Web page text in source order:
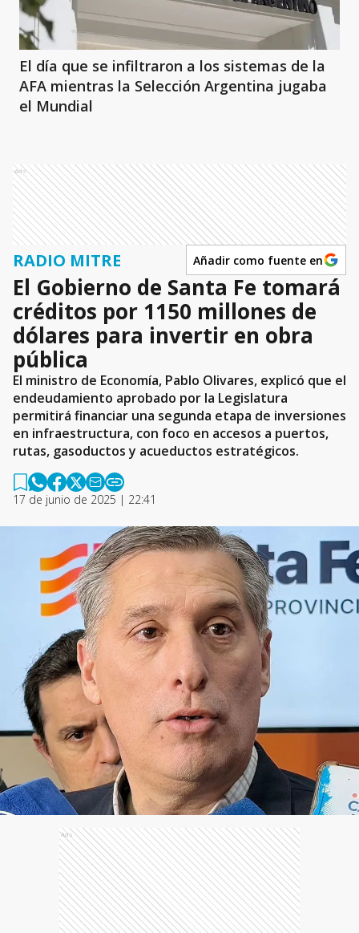
El día que se infiltraron a los sistemas de la
AFA mientras la Selección Argentina jugaba
el Mundial
Ads
RADIO MITRE Añadir como fuente en
El Gobierno de Santa Fe tomará
créditos por 1150 millones de
dólares para invertir en obra
pública
El ministro de Economía, Pablo Olivares, explicó que el
endeudamiento aprobado por la Legislatura
permitirá financiar una segunda etapa de inversiones
en infraestructura, con foco en accesos a puertos,
rutas, gasoductos y acueductos estratégicos.
17 de junio de 2025 | 22:41
Ads